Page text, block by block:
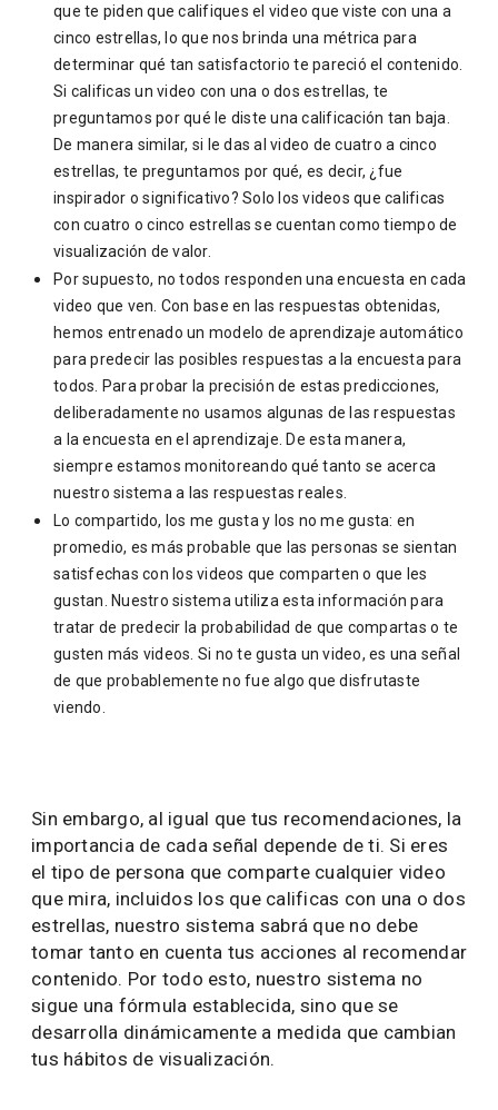
que te piden que califiques el video que viste con una a
cinco estrellas, lo que nos brinda una métrica para
determinar qué tan satisfactorio te pareció el contenido.
Si calificas un video con una o dos estrellas, te
preguntamos por qué le diste una calificación tan baja.
De manera similar, si le das al video de cuatro a cinco
estrellas, te preguntamos por qué, es decir, ¿fue
inspirador o significativo? Solo los videos que calificas
con cuatro o cinco estrellas se cuentan como tiempo de
visualización de valor.
Por supuesto, no todos responden una encuesta en cada
video que ven. Con base en las respuestas obtenidas,
hemos entrenado un modelo de aprendizaje automático
para predecir las posibles respuestas a la encuesta para
todos. Para probar la precisión de estas predicciones,
deliberadamente no usamos algunas de las respuestas
a la encuesta en el aprendizaje. De esta manera,
siempre estamos monitoreando qué tanto se acerca
nuestro sistema a las respuestas reales.
Lo compartido, los me gusta y los no me gusta: en
promedio, es más probable que las personas se sientan
satisfechas con los videos que comparten o que les
gustan. Nuestro sistema utiliza esta información para
tratar de predecir la probabilidad de que compartas o te
gusten más videos. Si no te gusta un video, es una señal
de que probablemente no fue algo que disfrutaste
viendo.
Sin embargo, al igual que tus recomendaciones, la
importancia de cada señal depende de ti. Si eres
el tipo de persona que comparte cualquier video
que mira, incluidos los que calificas con una o dos
estrellas, nuestro sistema sabrá que no debe
tomar tanto en cuenta tus acciones al recomendar
contenido. Por todo esto, nuestro sistema no
sigue una fórmula establecida, sino que se
desarrolla dinámicamente a medida que cambian
tus hábitos de visualización.